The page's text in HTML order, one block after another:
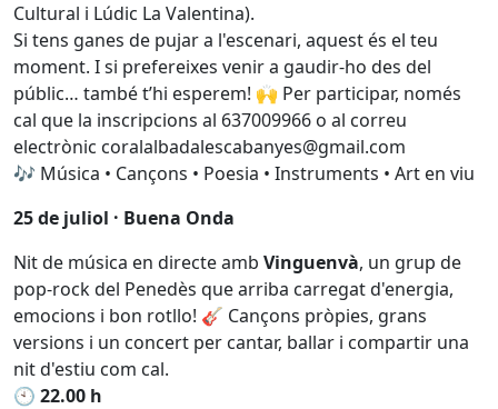
Cultural i Lúdic La Valentina).
Si tens ganes de pujar a l'escenari, aquest és el teu
moment. I si prefereixes venir a gaudir-ho des del
públic… també t’hi esperem! 🙌 Per participar, només
cal que la inscripcions al 637009966 o al correu
electrònic coralalbadalescabanyes@gmail.com
🎶 Música • Cançons • Poesia • Instruments • Art en viu
25 de juliol · Buena Onda
Nit de música en directe amb Vinguenvà, un grup de
pop-rock del Penedès que arriba carregat d'energia,
emocions i bon rotllo! 🎸 Cançons pròpies, grans
versions i un concert per cantar, ballar i compartir una
nit d'estiu com cal.
🕙 22.00 h